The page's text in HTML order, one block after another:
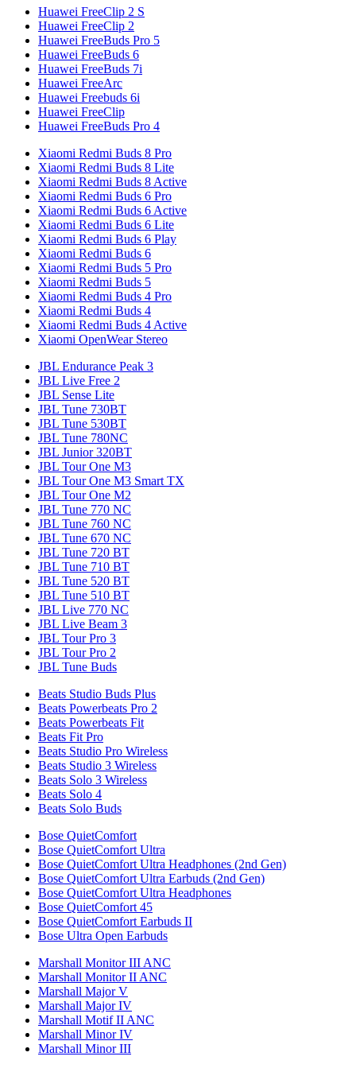
Huawei FreeClip 2 S
Huawei FreeClip 2
Huawei FreeBuds Pro 5
Huawei FreeBuds 6
Huawei FreeBuds 7i
Huawei FreeArc
Huawei Freebuds 6i
Huawei FreeClip
Huawei FreeBuds Pro 4
Xiaomi Redmi Buds 8 Pro
Xiaomi Redmi Buds 8 Lite
Xiaomi Redmi Buds 8 Active
Xiaomi Redmi Buds 6 Pro
Xiaomi Redmi Buds 6 Active
Xiaomi Redmi Buds 6 Lite
Xiaomi Redmi Buds 6 Play
Xiaomi Redmi Buds 6
Xiaomi Redmi Buds 5 Pro
Xiaomi Redmi Buds 5
Xiaomi Redmi Buds 4 Pro
Xiaomi Redmi Buds 4
Xiaomi Redmi Buds 4 Active
Xiaomi OpenWear Stereo
JBL Endurance Peak 3
JBL Live Free 2
JBL Sense Lite
JBL Tune 730BT
JBL Tune 530BT
JBL Tune 780NC
JBL Junior 320BT
JBL Tour One M3
JBL Tour One M3 Smart TX
JBL Tour One M2
JBL Tune 770 NC
JBL Tune 760 NC
JBL Tune 670 NC
JBL Tune 720 BT
JBL Tune 710 BT
JBL Tune 520 BT
JBL Tune 510 BT
JBL Live 770 NC
JBL Live Beam 3
JBL Tour Pro 3
JBL Tour Pro 2
JBL Tune Buds
Beats Studio Buds Plus
Beats Powerbeats Pro 2
Beats Powerbeats Fit
Beats Fit Pro
Beats Studio Pro Wireless
Beats Studio 3 Wireless
Beats Solo 3 Wireless
Beats Solo 4
Beats Solo Buds
Bose QuietComfort
Bose QuietComfort Ultra
Bose QuietComfort Ultra Headphones (2nd Gen)
Bose QuietComfort Ultra Earbuds (2nd Gen)
Bose QuietComfort Ultra Headphones
Bose QuietComfort 45
Bose QuietComfort Earbuds II
Bose Ultra Open Earbuds
Marshall Monitor III ANC
Marshall Monitor II ANC
Marshall Major V
Marshall Major IV
Marshall Motif II ANC
Marshall Minor IV
Marshall Minor III